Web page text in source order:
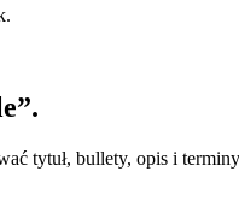
tytuł, bullety, opis i